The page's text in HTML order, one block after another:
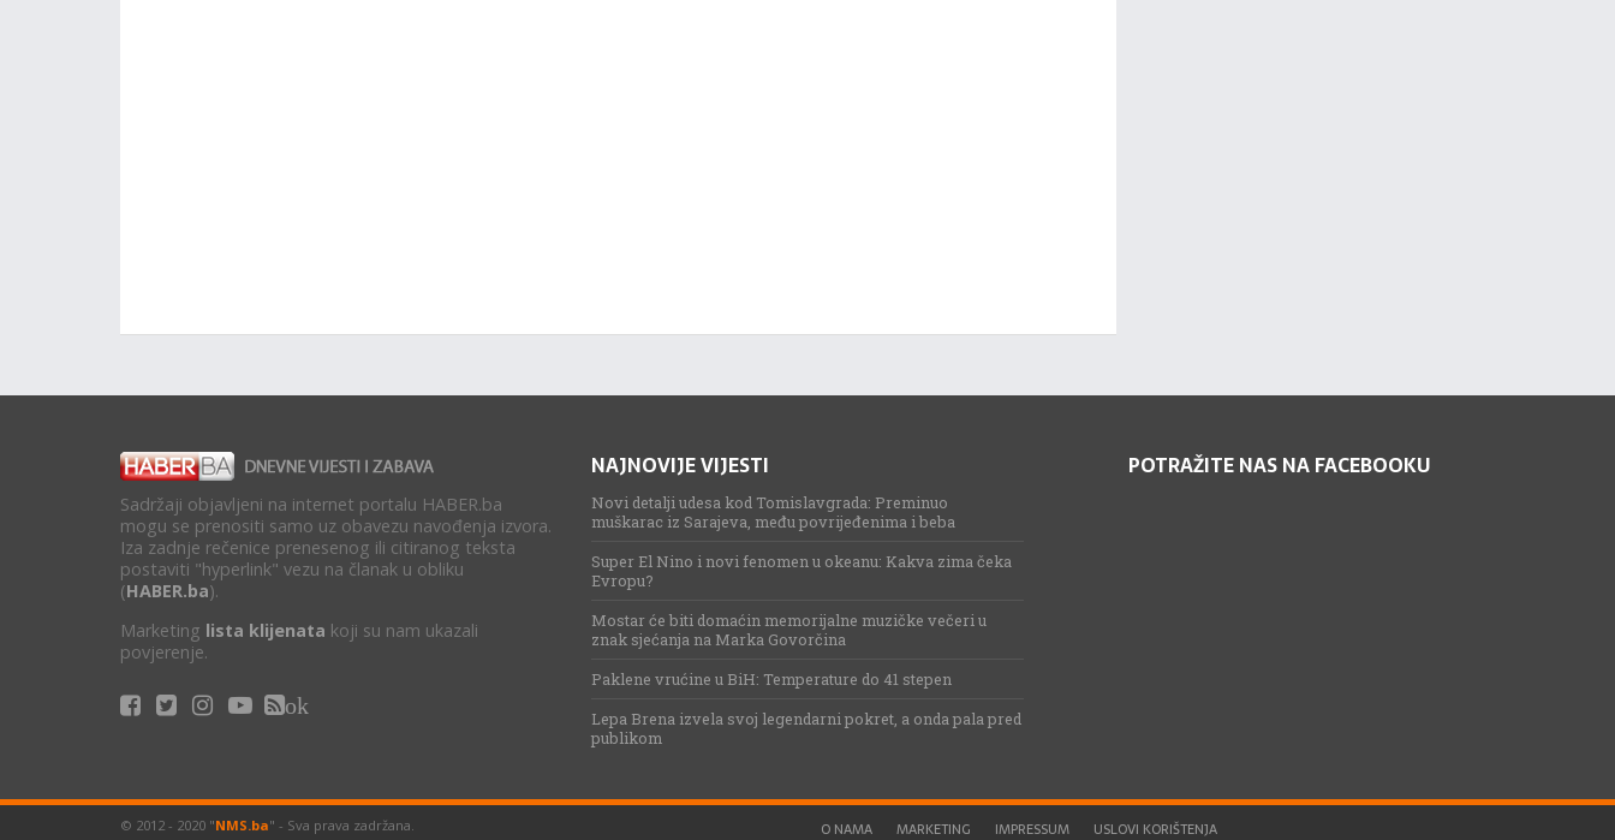
Sadržaji objavljeni na internet portalu HABER.ba
mogu se prenositi samo uz obavezu navođenja izvora.
Iza zadnje rečenice prenesenog ili citiranog teksta
postaviti "hyperlink" vezu na članak u obliku
(HABER.ba).
Marketing lista klijenata koji su nam ukazali
povjerenje.
ok
NAJNOVIJE VIJESTI
Novi detalji udesa kod Tomislavgrada: Preminuo
muškarac iz Sarajeva, među povrijeđenima i beba
Super El Nino i novi fenomen u okeanu: Kakva zima čeka
Evropu?
Mostar će biti domaćin memorijalne muzičke večeri u
znak sjećanja na Marka Govorčina
Paklene vrućine u BiH: Temperature do 41 stepen
Lepa Brena izvela svoj legendarni pokret, a onda pala pred
publikom
POTRAŽITE NAS NA FACEBOOKU
O NAMA MARKETING IMPRESSUM
USLOVI KORIŠTENJA
© 2012 - 2020 "NMS.ba" - Sva prava zadržana.